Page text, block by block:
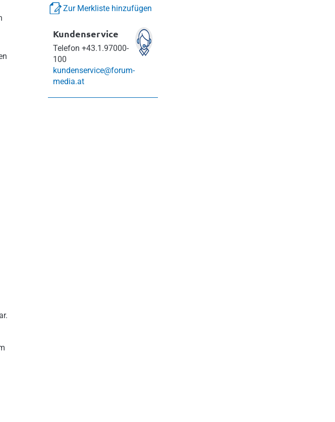
Zur Merkliste hinzufügen
Kundenservice
Telefon +43.1.97000-
100
kundenservice@forum-
media.at